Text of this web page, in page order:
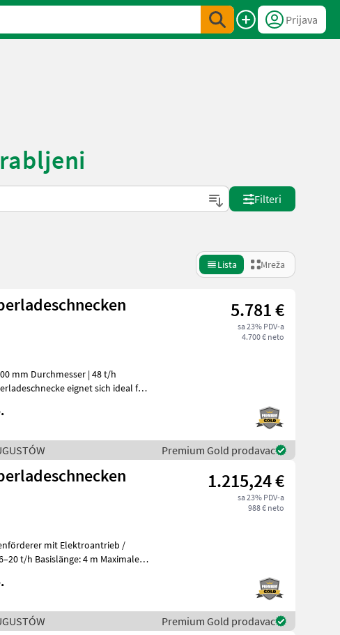
Prijava
Filteri
Lista Mreža
5.781 €
sa 23% PDV-a
4.700 € neto
mm Durchmesser | 48 t/h
Premium Gold prodavac
1.215,24 €
sa 23% PDV-a
988 € neto
mit Elektroantrieb /
Premium Gold prodavac